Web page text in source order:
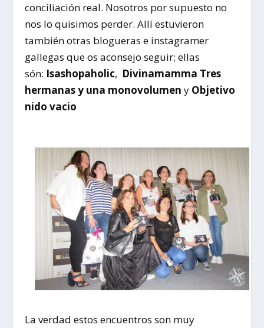
conciliación real. Nosotros por supuesto no
nos lo quisimos perder. Allí estuvieron
también otras blogueras e instagramer
gallegas que os aconsejo seguir; ellas
són: Isashopaholic, Divinamamma Tres
hermanas y una monovolumen y Objetivo
nido vacio
La verdad estos encuentros son muy